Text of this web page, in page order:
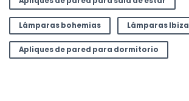
Lámparas bohemias Lámparas Ibiza
Apliques de pared para dormitorio